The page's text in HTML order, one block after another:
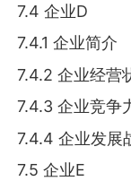
7.4 企业D
7.4.1 企业简介
7.4.2 企业经营
7.4.3 企业竞争
7.4.4 企业发展
7.5 企业E